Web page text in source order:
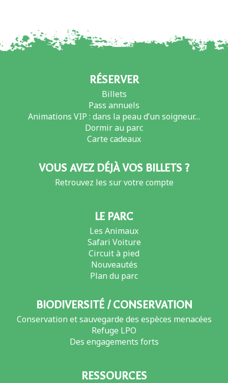
RÉSERVER
Billets
Pass annuels
Animations VIP : dans la peau d’un soigneur…
Dormir au parc
Carte cadeaux
VOUS AVEZ DÉJÀ VOS BILLETS ?
Retrouvez les sur votre compte
LE PARC
Les Animaux
Safari Voiture
Circuit à pied
Nouveautés
Plan du parc
BIODIVERSITÉ / CONSERVATION
Conservation et sauvegarde des espèces menacées
Refuge LPO
Des engagements forts
RESSOURCES